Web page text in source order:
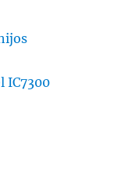
IC7300